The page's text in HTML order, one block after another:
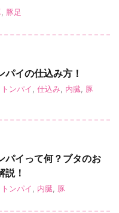
豚足
パイの仕込み方！
トンパイ 仕込み 内臓 豚
パイって何？ブタのお
説！
トンパイ 内臓 豚